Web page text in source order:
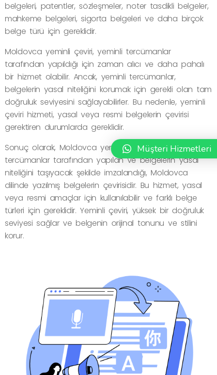
belgeleri, patentler, sözleşmeler, noter tasdikli belgeler,
mahkeme belgeleri, sigorta belgeleri ve daha birçok
belge türü için gereklidir.
Moldovca yeminli çeviri, yeminli tercümanlar
tarafından yapıldığı için zaman alıcı ve daha pahalı
bir hizmet olabilir. Ancak, yeminli tercümanlar,
belgelerin yasal niteliğini korumak için gerekli olan tam
doğruluk seviyesini sağlayabilirler. Bu nedenle, yeminli
çeviri hizmeti, yasal veya resmi belgelerin çevirisi
gerektiren durumlarda gereklidir.
Sonuç olarak, Moldovca yeminli çeviri, yeminli
tercümanlar tarafından yapılan ve belgelerin yasal
niteliğini taşıyacak şekilde imzalandığı, Moldovca
dilinde yazılmış belgelerin çevirisidir. Bu hizmet, yasal
veya resmi amaçlar için kullanılabilir ve farklı belge
türleri için gereklidir. Yeminli çeviri, yüksek bir doğruluk
seviyesi sağlar ve belgenin orijinal tonunu ve stilini
korur.
Müşteri Hizmetleri